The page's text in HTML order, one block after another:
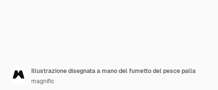
Illustrazione disegnata a mano del fumetto del pesce palla
magnific